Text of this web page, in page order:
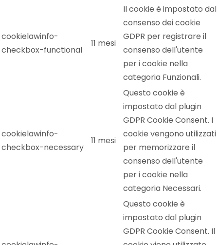
cookielawinfo-
checkbox-functional
11 mesi
Il cookie è impostato dal
consenso dei cookie
GDPR per registrare il
consenso dell'utente
per i cookie nella
categoria Funzionali.
cookielawinfo-
checkbox-necessary
11 mesi
Questo cookie è
impostato dal plugin
GDPR Cookie Consent. I
cookie vengono utilizzati
per memorizzare il
consenso dell'utente
per i cookie nella
categoria Necessari.
Questo cookie è
impostato dal plugin
GDPR Cookie Consent. Il